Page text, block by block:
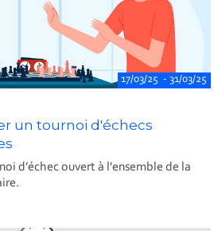
17/03/25 - 31/03/25
un tournoi d'échecs
d’échec ouvert à l'ensemble de la